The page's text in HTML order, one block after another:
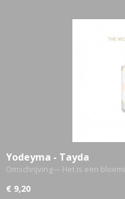
Yodeyma - Tayda
Omschrijving— Het is een
€ 9,20